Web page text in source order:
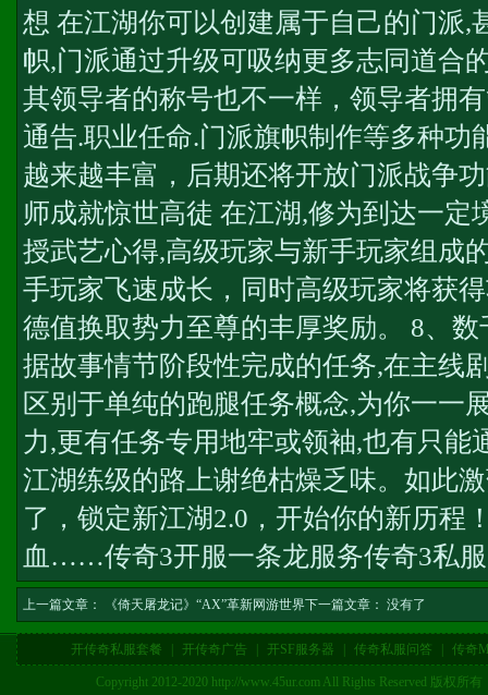
想 在江湖你可以创建属于自己的门派,
帜,门派通过升级可吸纳更多志同道合
其领导者的称号也不一样，领导者拥
通告.职业任命.门派旗帜制作等多种功
越来越丰富，后期还将开放门派战争
师成就惊世高徒 在江湖,修为到达一定
授武艺心得,高级玩家与新手玩家组成
手玩家飞速成长，同时高级玩家将获
德值换取势力至尊的丰厚奖励。 8、
据故事情节阶段性完成的任务,在主线
区别于单纯的跑腿任务概念,为你一一
力,更有任务专用地牢或领袖,也有只能
江湖练级的路上谢绝枯燥乏味。如此
了，锁定新江湖2.0，开始你的新历程
血……传奇3开服一条龙服务传奇3私
上一篇文章： 《倚天屠龙记》“AX”革新网游世界下一篇文章： 没有了
开传奇私服套餐 开传奇广告 开SF服务器 传奇私服问答 传奇
Copyright 2012-2020 http://www.45ur.com All Rights Reserved 版权